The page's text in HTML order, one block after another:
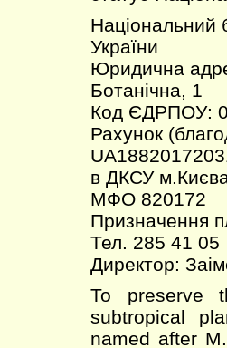
Національний
України
Юридична
Ботанічна, 1
Код ЄДРПОУ:
Рахунок
в ДКСУ
МФО 820172
Призначення
Тел. 285 41 05
Директор:
To preserve
subtropical
named after